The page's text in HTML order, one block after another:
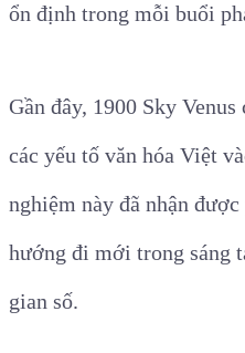
ổn định trong mỗi buổi
Gần đây, 1900 Sky
các yếu tố văn hóa Việt
nghiệm này đã nhận
hướng đi mới trong sáng
gian số.